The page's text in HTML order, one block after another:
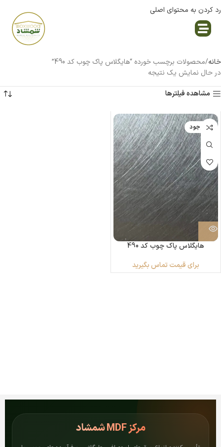
رد کردن به محتوای اصلی
خانه محصولات برچسب خورده “هایگلاس پاک چوب کد 490”
در حال نمایش یک نتیجه
مشاهده فیلترها
ناموجود
هایگلاس پاک چوب کد 490
برای قیمت تماس بگیرید
مرکزMDF شمشاد